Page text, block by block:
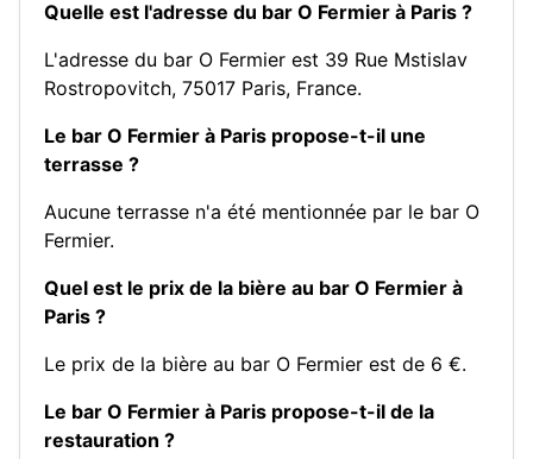
Quelle est l'adresse du bar O Fermier à Paris ?
L'adresse du bar O Fermier est 39 Rue Mstislav
Rostropovitch, 75017 Paris, France.
Le bar O Fermier à Paris propose-t-il une
terrasse ?
Aucune terrasse n'a été mentionnée par le bar O
Fermier.
Quel est le prix de la bière au bar O Fermier à
Paris ?
Le prix de la bière au bar O Fermier est de 6 €.
Le bar O Fermier à Paris propose-t-il de la
restauration ?